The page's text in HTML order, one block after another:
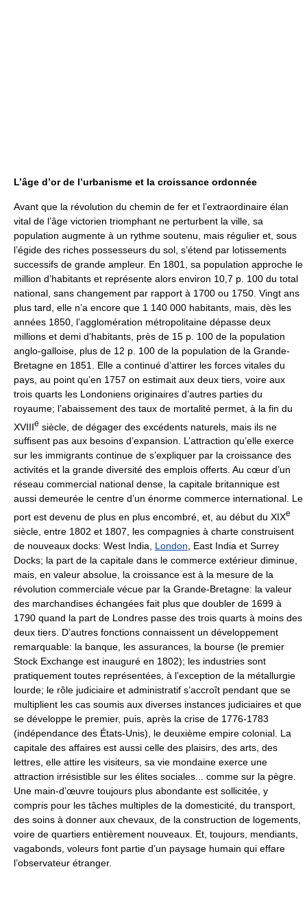
L’âge d’or de l’urbanisme et la croissance ordonnée
Avant que la révolution du chemin de fer et l’extraordinaire élan
vital de l’âge victorien triomphant ne perturbent la ville, sa
population augmente à un rythme soutenu, mais régulier et, sous
l’égide des riches possesseurs du sol, s’étend par lotissements
successifs de grande ampleur. En 1801, sa population approche le
million d’habitants et représente alors environ 10,7 p. 100 du total
national, sans changement par rapport à 1700 ou 1750. Vingt ans
plus tard, elle n’a encore que 1 140 000 habitants, mais, dès les
années 1850, l’agglomération métropolitaine dépasse deux
millions et demi d’habitants, près de 15 p. 100 de la population
anglo-galloise, plus de 12 p. 100 de la population de la Grande-
Bretagne en 1851. Elle a continué d’attirer les forces vitales du
pays, au point qu’en 1757 on estimait aux deux tiers, voire aux
trois quarts les Londoniens originaires d’autres parties du
royaume; l’abaissement des taux de mortalité permet, à la fin du
XVIIIe siècle, de dégager des excédents naturels, mais ils ne
suffisent pas aux besoins d’expansion. L’attraction qu’elle exerce
sur les immigrants continue de s’expliquer par la croissance des
activités et la grande diversité des emplois offerts. Au cœur d’un
réseau commercial national dense, la capitale britannique est
aussi demeurée le centre d’un énorme commerce international. Le
port est devenu de plus en plus encombré, et, au début du XIXe
siècle, entre 1802 et 1807, les compagnies à charte construisent
de nouveaux docks: West India, London , East India et Surrey
Docks; la part de la capitale dans le commerce extérieur diminue,
mais, en valeur absolue, la croissance est à la mesure de la
révolution commerciale vécue par la Grande-Bretagne: la valeur
des marchandises échangées fait plus que doubler de 1699 à
1790 quand la part de Londres passe des trois quarts à moins des
deux tiers. D’autres fonctions connaissent un développement
remarquable: la banque, les assurances, la bourse (le premier
Stock Exchange est inauguré en 1802); les industries sont
pratiquement toutes représentées, à l’exception de la métallurgie
lourde; le rôle judiciaire et administratif s’accroît pendant que se
multiplient les cas soumis aux diverses instances judiciaires et que
se développe le premier, puis, après la crise de 1776-1783
(indépendance des États-Unis), le deuxième empire colonial. La
capitale des affaires est aussi celle des plaisirs, des arts, des
lettres, elle attire les visiteurs, sa vie mondaine exerce une
attraction irrésistible sur les élites sociales... comme sur la pègre.
Une main-d’œuvre toujours plus abondante est sollicitée, y
compris pour les tâches multiples de la domesticité, du transport,
des soins à donner aux chevaux, de la construction de logements,
voire de quartiers entièrement nouveaux. Et, toujours, mendiants,
vagabonds, voleurs font partie d’un paysage humain qui effare
l’observateur étranger.